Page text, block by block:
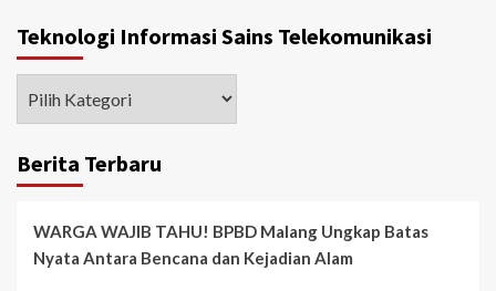
Teknologi Informasi Sains Telekomunikasi
Berita Terbaru
WARGA WAJIB TAHU! BPBD Malang Ungkap Batas
Nyata Antara Bencana dan Kejadian Alam